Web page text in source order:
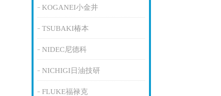
KOGANEI小金井
TSUBAKI椿本
NIDEC尼德科
NICHIGI日油技研
FLUKE福禄克